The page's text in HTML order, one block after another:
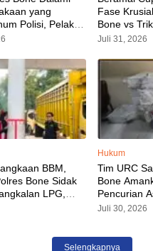
yang
Polisi, Pelaku
Fase
Bone vs
Sorotan
Juli 31, 2026
BBM,
Bone Sidak
LPG,
Pengelola
Hukum
Tim URC
Bone
Pencurian
Ditaksir
Juli 30, 2026
Selengkapnya